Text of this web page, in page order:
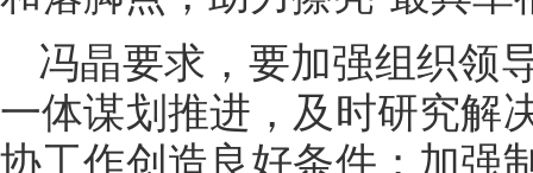
冯晶要求，要加强组织领
一体谋划推进，及时研究解
协工作创造良好条件；加强